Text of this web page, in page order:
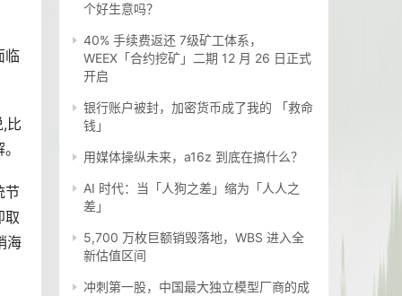
临
比
节
取
海
个好生意吗？
40% 手续费返还 7级矿工体系，
WEEX「合约挖矿」二期 12 月 26 日正式
开启
银行账户被封，加密货币成了我的 「救命
钱」
用媒体操纵未来，a16z 到底在搞什么？
AI 时代：当「人狗之差」缩为「人人之
差」
5,700 万枚巨额销毁落地，WBS 进入全
新估值区间
冲刺第一股，中国最大独立模型厂商的成